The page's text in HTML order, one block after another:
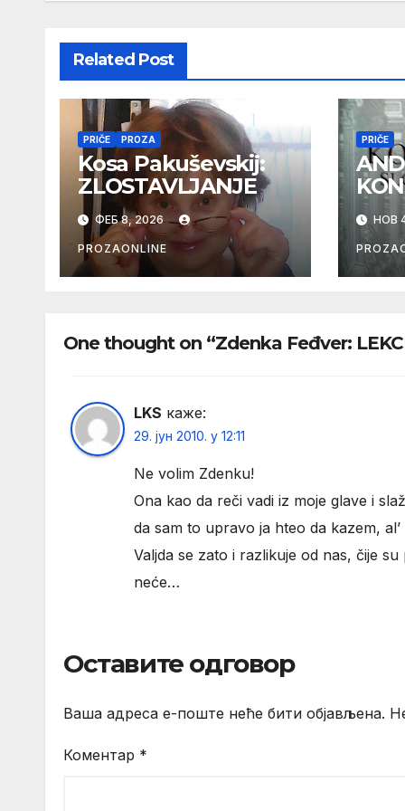
Related Post
PRIČE PROZA
Kosa Pakuševskij:
ZLOSTAVLJANJE
ФЕБ 8, 2026
PROZAONLINE
PRIČE
НОВ
One thought on “Zdenka Feđver:
LKS каже:
29. јун 2010. у 12:11
Ne volim Zdenku!
Ona kao da reči vadi iz moje glave i
da sam to upravo ja hteo da kazem,
Valjda se zato i razlikuje od nas, čije
neće…
Оставите одговор
Ваша адреса е-поште неће бити објављена.
Коментар *